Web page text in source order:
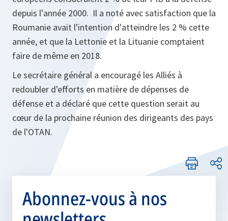
depuis l'année 2000. Il a noté avec satisfaction que la
Roumanie avait l'intention d'atteindre les 2 % cette
année, et que la Lettonie et la Lituanie comptaient
faire de même en 2018.
Le secrétaire général a encouragé les Alliés à
redoubler d'efforts en matière de dépenses de
défense et a déclaré que cette question serait au
cœur de la prochaine réunion des dirigeants des pays
de l'OTAN.
Abonnez-vous à nos